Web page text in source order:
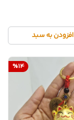
افزودن به سبد
%14